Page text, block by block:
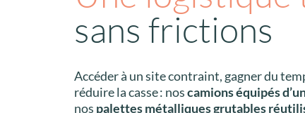
sans frictions
Accéder à un site contraint, gagner du
réduire la casse : noscamions équipés
nos palettes métalliques grutables